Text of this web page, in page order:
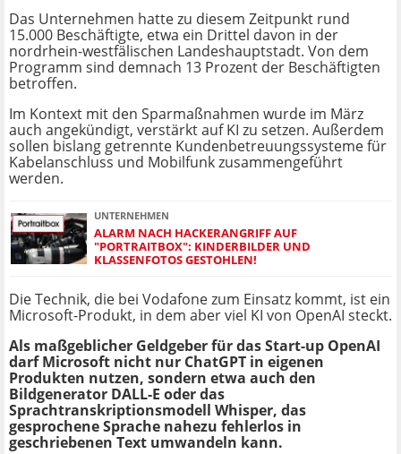
Das Unternehmen hatte zu diesem Zeitpunkt rund
15.000 Beschäftigte, etwa ein Drittel davon in der
nordrhein-westfälischen Landeshauptstadt. Von dem
Programm sind demnach 13 Prozent der Beschäftigten
betroffen.
Im Kontext mit den Sparmaßnahmen wurde im März
auch angekündigt, verstärkt auf KI zu setzen. Außerdem
sollen bislang getrennte Kundenbetreuungssysteme für
Kabelanschluss und Mobilfunk zusammengeführt
werden.
UNTERNEHMEN
ALARM NACH HACKERANGRIFF AUF
"PORTRAITBOX": KINDERBILDER UND
KLASSENFOTOS GESTOHLEN!
Die Technik, die bei Vodafone zum Einsatz kommt, ist ein
Microsoft-Produkt, in dem aber viel KI von OpenAI steckt.
Als maßgeblicher Geldgeber für das Start-up OpenAI
darf Microsoft nicht nur ChatGPT in eigenen
Produkten nutzen, sondern etwa auch den
Bildgenerator DALL-E oder das
Sprachtranskriptionsmodell Whisper, das
gesprochene Sprache nahezu fehlerlos in
geschriebenen Text umwandeln kann.